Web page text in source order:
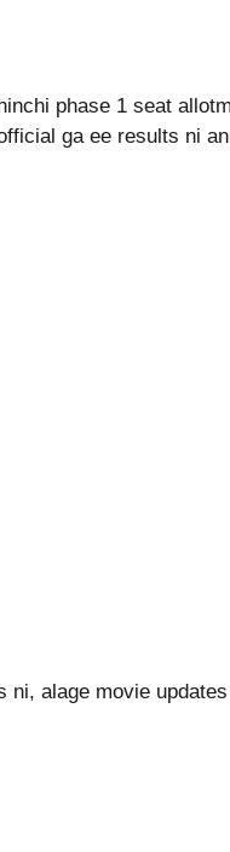
phase 1 seat
ga ee results ni
ni, alage movie